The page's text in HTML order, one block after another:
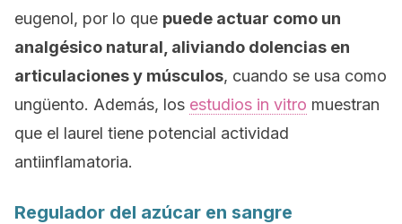
eugenol, por lo que puede actuar como un
analgésico natural, aliviando dolencias en
articulaciones y músculos, cuando se usa como
ungüento. Además, los estudios in vitro muestran
que el laurel tiene potencial actividad
antiinflamatoria.
Regulador del azúcar en sangre